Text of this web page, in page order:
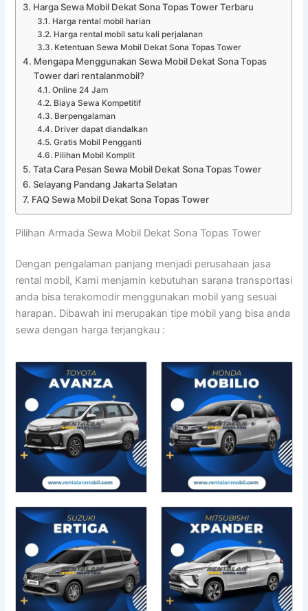
Harga Sewa Mobil Dekat Sona Topas Tower Terbaru
Harga rental mobil harian
Harga rental mobil satu kali perjalanan
Ketentuan Sewa Mobil Dekat Sona Topas Tower
Mengapa Menggunakan Sewa Mobil Dekat Sona Topas
Tower dari rentalanmobil?
Online 24 Jam
Biaya Sewa Kompetitif
Berpengalaman
Driver dapat diandalkan
Gratis Mobil Pengganti
Pilihan Mobil Komplit
Tata Cara Pesan Sewa Mobil Dekat Sona Topas Tower
Selayang Pandang Jakarta Selatan
FAQ Sewa Mobil Dekat Sona Topas Tower
Pilihan Armada Sewa Mobil Dekat Sona Topas Tower
Dengan pengalaman panjang menjadi perusahaan jasa
rental mobil, Kami menjamin kebutuhan sarana transportasi
anda bisa terakomodir menggunakan mobil yang sesuai
harapan. Dibawah ini merupakan tipe mobil yang bisa anda
sewa dengan harga terjangkau :